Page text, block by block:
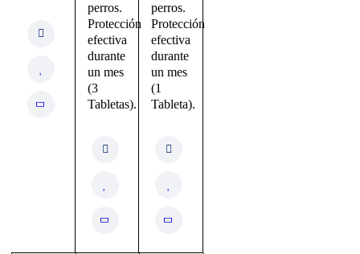
perros.
Protección
efectiva
durante
un mes
(3
Tabletas).
perros.
Protección
efectiva
durante
un mes
(1
Tableta).